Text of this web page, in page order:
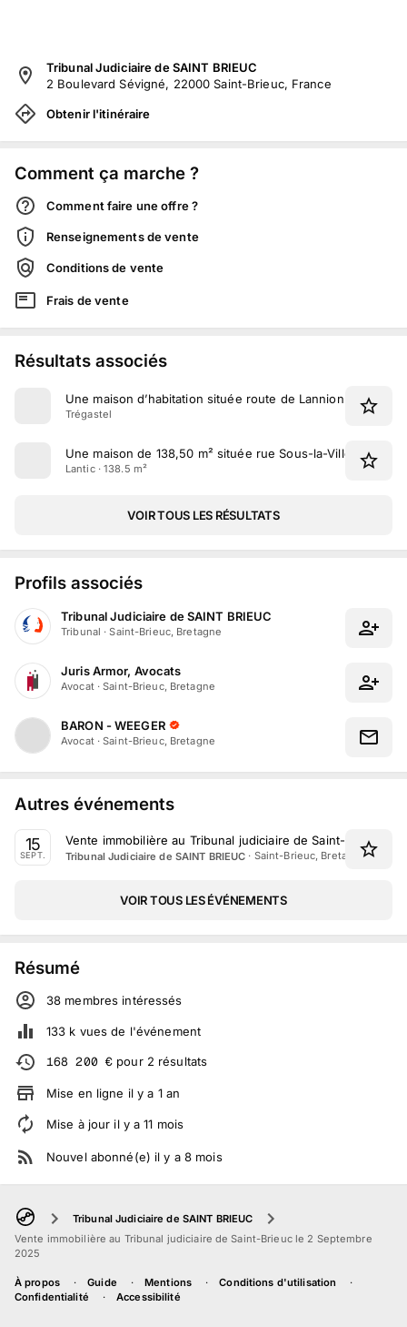
Tribunal Judiciaire de SAINT BRIEUC
2 Boulevard Sévigné, 22000 Saint-Brieuc, France
Obtenir l'itinéraire
Comment ça marche ?
Comment faire une offre ?
Renseignements de vente
Conditions de vente
Frais de vente
Résultats associés
Une maison d’habitation située route de Lannion à
Trégastel
Une maison de 138,50 m² située rue Sous-la-Ville à Lantic
Lantic · 138.5 m²
VOIR TOUS LES RÉSULTATS
Profils associés
Tribunal Judiciaire de SAINT BRIEUC
Tribunal ·Saint-Brieuc, Bretagne
Juris Armor, Avocats
Avocat·Saint-Brieuc, Bretagne
BARON - WEEGER
Avocat·Saint-Brieuc, Bretagne
Autres événements
15
SEPT.
Vente immobilière au Tribunal judiciaire de Saint-Brieuc le
Tribunal Judiciaire de SAINT BRIEUC · Saint-Brieuc, Bretagne
VOIR TOUS LES ÉVÉNEMENTS
Résumé
38 membres intéressés
133 k vues de l'événement
168 200 € pour 2 résultats
Mise en ligne il y a 1 an
Mise à jour il y a11 mois
Nouvel abonné(e) il y a 8 mois
Tribunal Judiciaire de SAINT BRIEUC
Vente immobilière au Tribunal judiciaire de Saint-Brieuc le 2 Septembre
2025
À propos Guide Mentions
Conditions d'utilisation
Confidentialité
Accessibilité